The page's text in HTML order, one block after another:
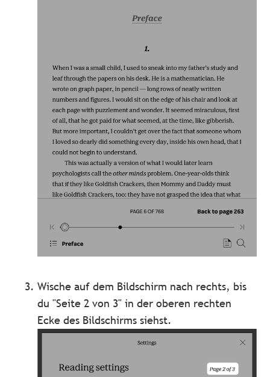
Wische auf dem Bildschirm nach rechts, bis
du "Seite 2 von 3" in der oberen rechten
Ecke des Bildschirms siehst.